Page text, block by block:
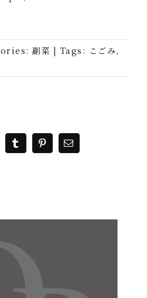
副菜 | Tags: こごみ,
TumblrPinterest
電